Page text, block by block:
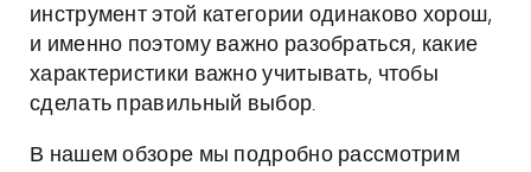
инструмент этой категории одинаково хорош,
и именно поэтому важно разобраться, какие
характеристики важно учитывать, чтобы
сделать правильный выбор.
В нашем обзоре мы подробно рассмотрим